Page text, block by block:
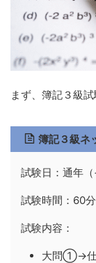
まず、簿記３級試
簿記３級ネ
試験日：通年（
試験時間：60分
試験内容：
大問①→仕